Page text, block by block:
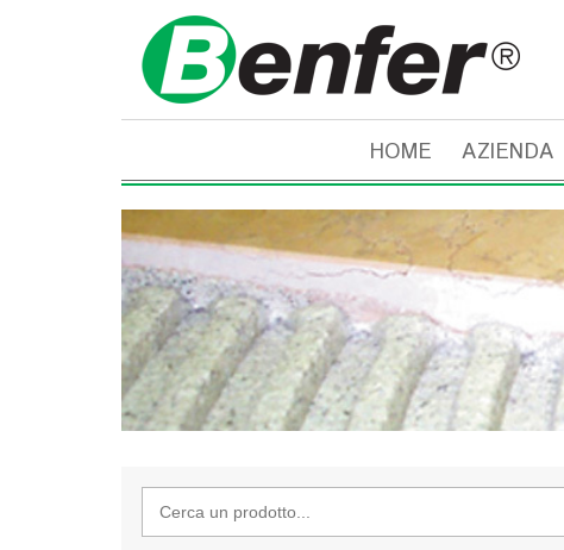
HOME AZIENDA